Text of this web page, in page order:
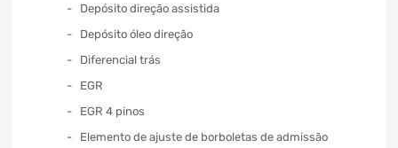
Depósito direção assistida
Depósito óleo direção
Diferencial trás
EGR
EGR 4 pinos
Elemento de ajuste de borboletas de admissão